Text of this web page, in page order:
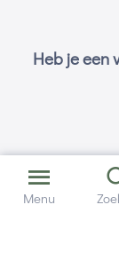
Heb je een
Menu